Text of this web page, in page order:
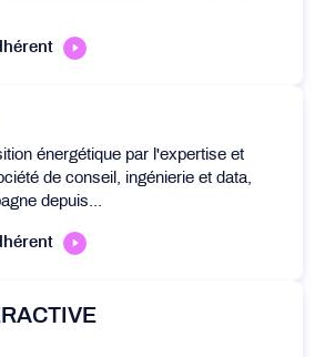
énergétique par l'expertise et
de conseil, ingénierie et data,
depuis...